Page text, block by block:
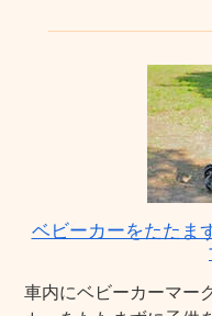
ベビーカーをたたま
車内にベビーカーマー